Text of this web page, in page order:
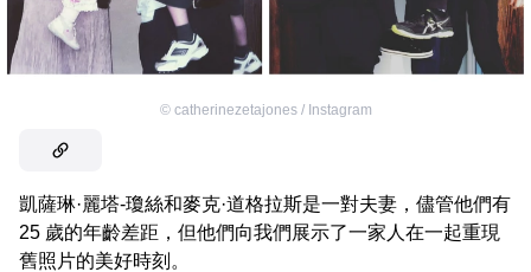
© catherinezetajones / Instagram
凱薩琳·麗塔-瓊絲和麥克·道格拉斯是一對夫妻，儘管他們有
25 歲的年齡差距，但他們向我們展示了一家人在一起重現
舊照片的美好時刻。